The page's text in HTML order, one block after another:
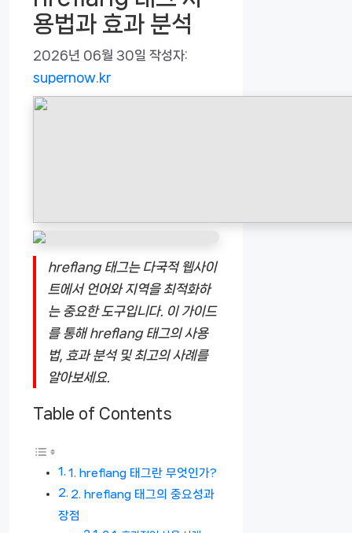
용법과 효과 분석
2026년 06월 30일 작성자:
supernow.kr
hreflang 태그는 다국적 웹사이
트에서 언어와 지역을 최적화하
는 중요한 도구입니다. 이 가이드
를 통해 hreflang 태그의 사용
법, 효과 분석 및 최고의 사례를
알아보세요.
Table of Contents
1. hreflang 태그란 무엇인가?
2. hreflang 태그의 중요성과
장점